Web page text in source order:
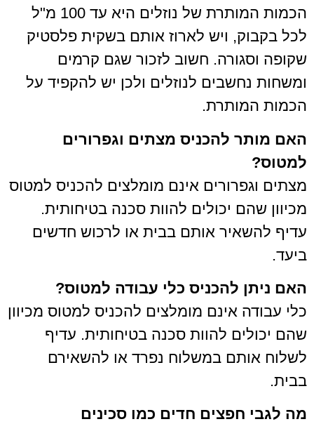
הכמות המותרת של נוזלים היא עד 100 מ"ל
לכל בקבוק, ויש לארוז אותם בשקית פלסטיק
שקופה וסגורה. חשוב לזכור שגם קרמים
ומשחות נחשבים לנוזלים ולכן יש להקפיד על
הכמות המותרת.
האם מותר להכניס מצתים וגפרורים
למטוס?
מצתים וגפרורים אינם מומלצים להכניס למטוס
מכיוון שהם יכולים להוות סכנה בטיחותית.
עדיף להשאיר אותם בבית או לרכוש חדשים
ביעד.
האם ניתן להכניס כלי עבודה למטוס?
כלי עבודה אינם מומלצים להכניס למטוס מכיוון
שהם יכולים להוות סכנה בטיחותית. עדיף
לשלוח אותם במשלוח נפרד או להשאירם
בבית.
מה לגבי חפצים חדים כמו סכינים